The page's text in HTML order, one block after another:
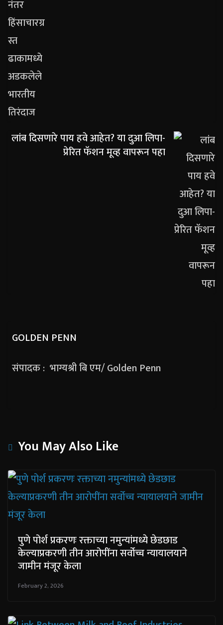
लांब दिसणारे पाय हवे आहेत? या दुआ लिपा-
प्रेरित फॅशन मूव्ह वापरून पहा
GOLDEN PENN
संपादक : भाग्यश्री बि एम/ Golden Penn
You May Also Like
पुणे पोर्श प्रकरणः रक्ताच्या नमुन्यांमध्ये छेडछाड
केल्याप्रकरणी तीन आरोपींना सर्वोच्च न्यायालयाने
जामीन मंजूर केला
February 2, 2026